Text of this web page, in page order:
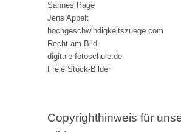
Sannes Page
Jens Appelt
hochgeschwindigkeitszuege.com
Recht am Bild
digitale-fotoschule.de
Freie Stock-Bilder
Copyrighthinweis für